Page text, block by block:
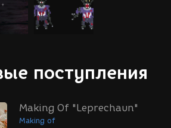
поступления
Making Of "Leprechaun"
Making of